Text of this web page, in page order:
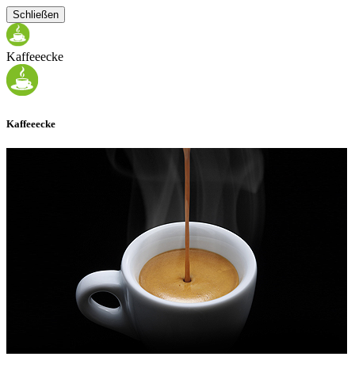
Schließen
Kaffeeecke
Kaffeeecke